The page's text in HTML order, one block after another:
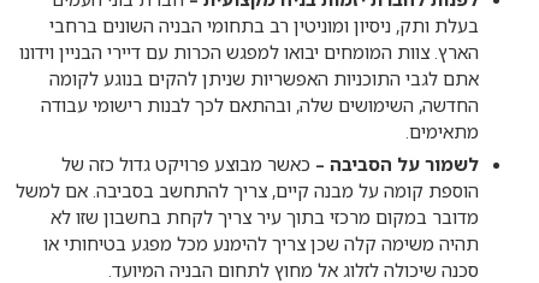
בעלת ותק, ניסיון ומוניטין רב בתחומי הבניה השונים ברחבי
הארץ. צוות המומחים יבואו למפגש הכרות עם דיירי הבניין וידונו
אתם לגבי התוכניות האפשריות שניתן להקים בנוגע לקומה
החדשה, השימושים שלה, ובהתאם לכך לבנות רישומי עבודה
מתאימים.
לשמור על הסביבה – כאשר מבוצע פרויקט גדול כזה של
הוספת קומה על מבנה קיים, צריך להתחשב בסביבה. אם למשל
מדובר במקום מרכזי בתוך עיר צריך לקחת בחשבון שזו לא
תהיה משימה קלה שכן צריך להימנע מכל מפגע בטיחותי או
סכנה שיכולה לזלוג אל מחוץ לתחום הבניה המיועד.